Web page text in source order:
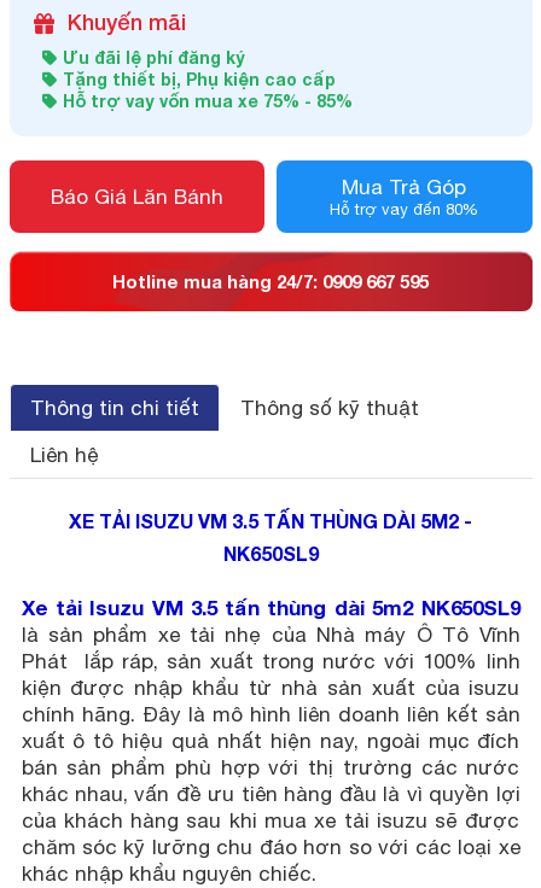
Khuyến mãi
Ưu đãi lệ phí đăng ký
Tặng thiết bị, Phụ kiện cao cấp
Hỗ trợ vay vốn mua xe 75% - 85%
Báo Giá Lăn Bánh Mua Trả Góp
Hỗ trợ vay đến 80%
Hotline mua hàng 24/7: 0909 667 595
Thông tin chi tiết
Thông số kỹ thuật
Liên hệ
XE TẢI ISUZU VM 3.5 TẤN THÙNG DÀI 5M2 -
NK650SL9
Xe tải Isuzu VM 3.5 tấn thùng dài 5m2 NK650SL9
là sản phẩm xe tải nhẹ của Nhà máy Ô Tô Vĩnh
Phát lắp ráp, sản xuất trong nước với 100% linh
kiện được nhập khẩu từ nhà sản xuất của isuzu
chính hãng. Đây là mô hình liên doanh liên kết sản
xuất ô tô hiệu quả nhất hiện nay, ngoài mục đích
bán sản phẩm phù hợp với thị trường các nước
khác nhau, vấn đề ưu tiên hàng đầu là vì quyền lợi
của khách hàng sau khi mua xe tải isuzu sẽ được
chăm sóc kỹ lưỡng chu đáo hơn so với các loại xe
khác nhập khẩu nguyên chiếc.